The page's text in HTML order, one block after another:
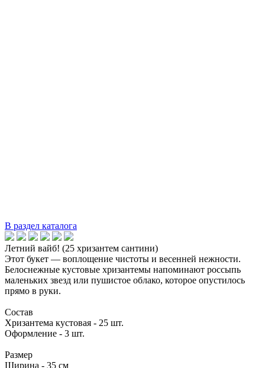
В раздел каталога
Летний вайб! (25 хризантем сантини)
Этот букет — воплощение чистоты и весенней нежности.
Белоснежные кустовые хризантемы напоминают россыпь
маленьких звезд или пушистое облако, которое опустилось
прямо в руки.
Состав
Хризантема кустовая - 25 шт.
Оформление - 3 шт.
Размер
Ширина - 35 см